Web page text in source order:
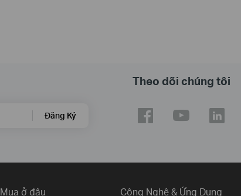
Đăng Ký
Theo dõi chúng tôi
Mua ở đâu Công Nghệ & Ứng Dụng